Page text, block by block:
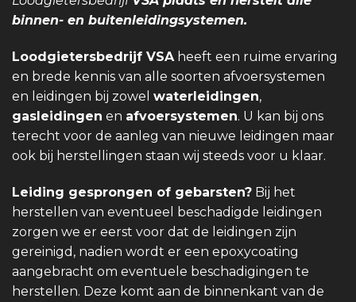
binnen- en buitenleidingsystemen.
Loodgietersbedrijf VSA heeft een ruime ervaring
en brede kennis van alle soorten afvoersystemen
en leidingen bij zowel waterleidingen,
gasleidingen en afvoersystemen. U kan bij ons
terecht voor de aanleg van nieuwe leidingen maar
ook bij herstellingen staan wij steeds voor u klaar.
Leiding gesprongen of gebarsten? Bij het
herstellen van eventueel beschadigde leidingen
zorgen we er eerst voor dat de leidingen zijn
gereinigd, nadien wordt er een epoxycoating
aangebracht om eventuele beschadigingen te
herstellen. Deze komt aan de binnenkant van de